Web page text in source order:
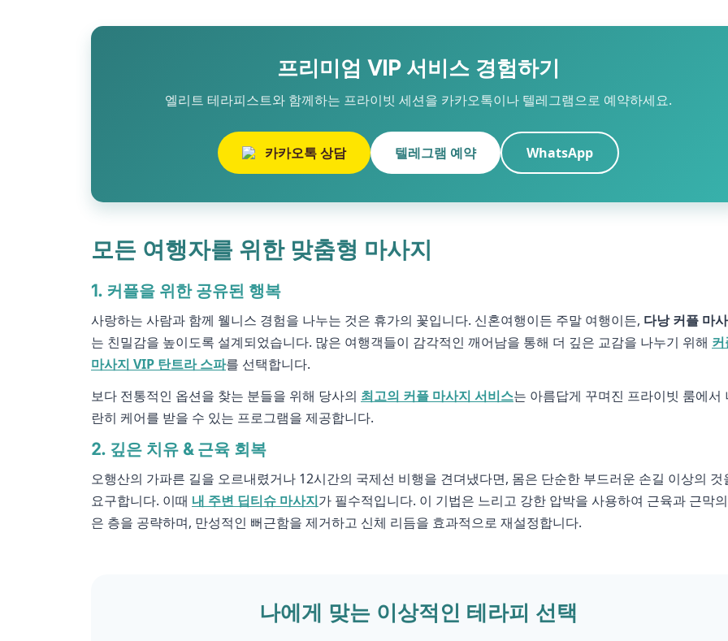
프리미엄 VIP 서비스 경험하기
엘리트 테라피스트와 함께하는 프라이빗 세션을 카카오톡이나 텔레그램으로 예약하세요.
카카오톡 상담 텔레그램 예약 WhatsApp
모든 여행자를 위한 맞춤형 마사지
1. 커플을 위한 공유된 행복
사랑하는 사람과 함께 웰니스 경험을 나누는 것은 휴가의 꽃입니다. 신혼여행이든 주말 여행이든, 다낭 커플 마
는 친밀감을 높이도록 설계되었습니다. 많은 여행객들이 감각적인 깨어남을 통해 더 깊은 교감을 나누기 위해
마사지 VIP 탄트라 스파를 선택합니다.
보다 전통적인 옵션을 찾는 분들을 위해 당사의 최고의 커플 마사지 서비스는 아름답게 꾸며진 프라이빗 룸에서
란히 케어를 받을 수 있는 프로그램을 제공합니다.
2. 깊은 치유 & 근육 회복
오행산의 가파른 길을 오르내렸거나 12시간의 국제선 비행을 견뎌냈다면, 몸은 단순한 부드러운 손길 이상의 것
요구합니다. 이때 내 주변 딥티슈 마사지가 필수적입니다. 이 기법은 느리고 강한 압박을 사용하여 근육과 근막
은 층을 공략하며, 만성적인 뻐근함을 제거하고 신체 리듬을 효과적으로 재설정합니다.
나에게 맞는 이상적인 테라피 선택